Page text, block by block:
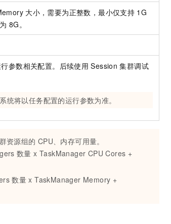
大小，需要为正整数，最小仅支持 1G
8G。
参数相关配置。后续使用 Session 集群调试
统将以任务配置的运行参数为准。
资源组的 CPU、内存可用量。
数量 x TaskManager CPU Cores +
数量 x TaskManager Memory +